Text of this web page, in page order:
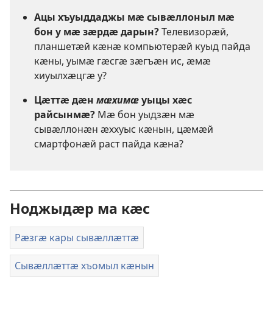
Ацы хъуыддаджы мӕ сывӕллоныл мӕ
бон у мӕ зӕрдӕ дарын?Телевизорӕй,
планшетӕй кӕнӕ компьютерӕй куыд пайда
кӕны, уымӕ гӕсгӕ зӕгъӕн ис, ӕмӕ
хиуылхӕцгӕ у?
Цӕттӕ дӕн мӕхимӕуыцы хӕс
райсынмӕ? Мӕ бон уыдзӕн мӕ
сывӕллонӕн ӕххуыс кӕнын, цӕмӕй
смартфонӕй раст пайда кӕна?
Ноджыдӕр ма кӕс
Рӕзгӕ кары сывӕллӕттӕ
Сывӕллӕттӕ хъомыл кӕнын